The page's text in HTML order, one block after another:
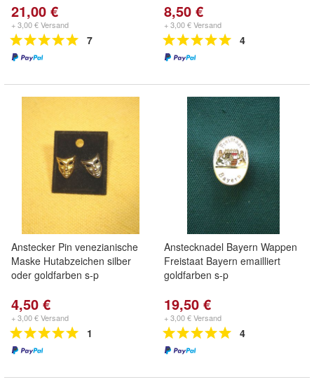
21,00 €
+ 3,00 € Versand
7
8,50 €
+ 3,00 € Versand
4
Anstecker Pin venezianische
Maske Hutabzeichen silber
oder goldfarben s-p
4,50 €
+ 3,00 € Versand
1
Anstecknadel Bayern Wappen
Freistaat Bayern emailliert
goldfarben s-p
19,50 €
+ 3,00 € Versand
4